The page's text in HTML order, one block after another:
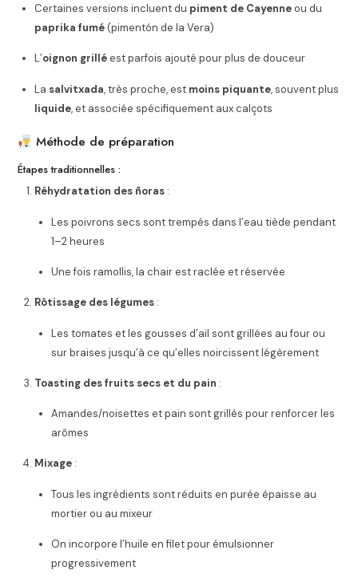
Certaines versions incluent du piment de Cayenneou du
paprika fumé(pimentón de la Vera)
L’oignon grilléest parfois ajouté pour plus de douceur
La salvitxada, très proche, est moins piquante, souvent plus
liquide, et associée spécifiquement aux calçots
Méthode de préparation
Étapes traditionnelles :
Réhydratation des ñoras :
Les poivrons secs sont trempés dans l’eau tiède pendant
1–2 heures
Une fois ramollis, la chair est raclée et réservée
Rôtissage des légumes :
Les tomates et les gousses d’ail sont grillées au four ou
sur braises jusqu’à ce qu’elles noircissent légèrement
Toasting des fruits secs et du pain :
Amandes/noisettes et pain sont grillés pour renforcer les
arômes
Mixage :
Tous les ingrédients sont réduits en purée épaisse au
mortier ou au mixeur
On incorpore l’huile en filet pour émulsionner
progressivement